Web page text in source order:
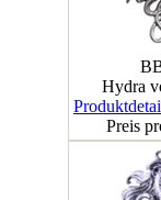
Hydra
Preis